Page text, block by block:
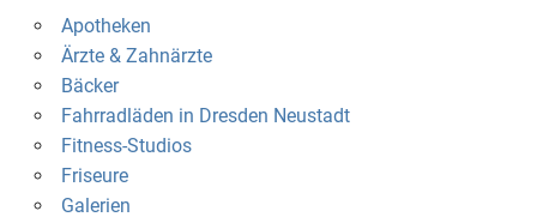
Apotheken
Ärzte & Zahnärzte
Bäcker
Fahrradläden in Dresden Neustadt
Fitness-Studios
Friseure
Galerien